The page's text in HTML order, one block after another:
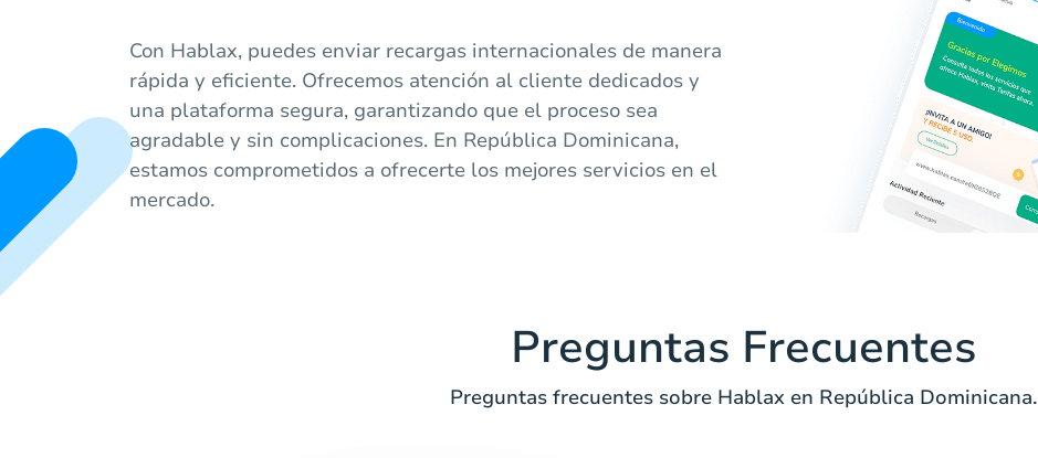
Con Hablax, puedes enviar recargas internacionales de manera
rápida y eficiente. Ofrecemos atención al cliente dedicados y
una plataforma segura, garantizando que el proceso sea
agradable y sin complicaciones. En República Dominicana,
estamos comprometidos a ofrecerte los mejores servicios en el
mercado.
Preguntas Frecuentes
Preguntas frecuentes sobre Hablax en República Dominicana.